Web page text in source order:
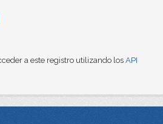
a este registro utilizando los API